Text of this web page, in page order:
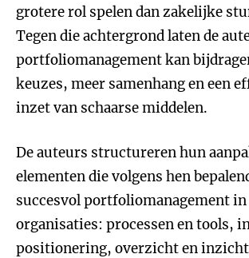
grotere rol spelen dan zakelijke
Tegen die achtergrond laten de
portfoliomanagement kan
keuzes, meer samenhang en een
inzet van schaarse middelen.
De auteurs structureren hun
elementen die volgens hen
succesvol portfoliomanagement
organisaties: processen en tools,
positionering, overzicht en